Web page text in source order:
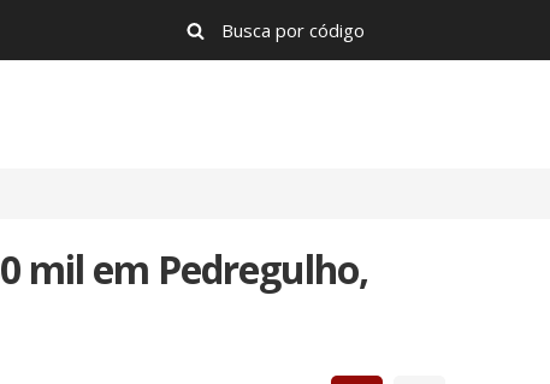
mil em Pedregulho,